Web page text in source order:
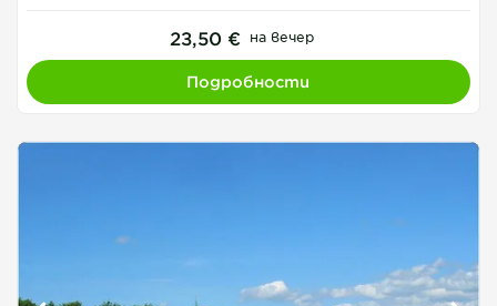
23,50 € на вечер
Подробности